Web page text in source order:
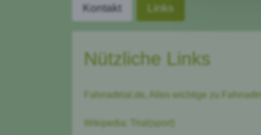
Kontakt Links
Nützliche Links
Fahrradtrial.de, Alles wichtige zu
Wikipedia: Trial(sport)